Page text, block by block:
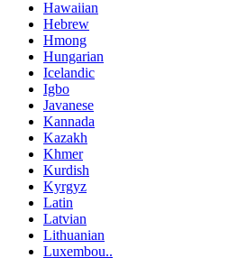
Hawaiian
Hebrew
Hmong
Hungarian
Icelandic
Igbo
Javanese
Kannada
Kazakh
Khmer
Kurdish
Kyrgyz
Latin
Latvian
Lithuanian
Luxembou..